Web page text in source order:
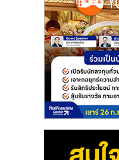
บ้าน
ลงทุน
น้อย
คืน